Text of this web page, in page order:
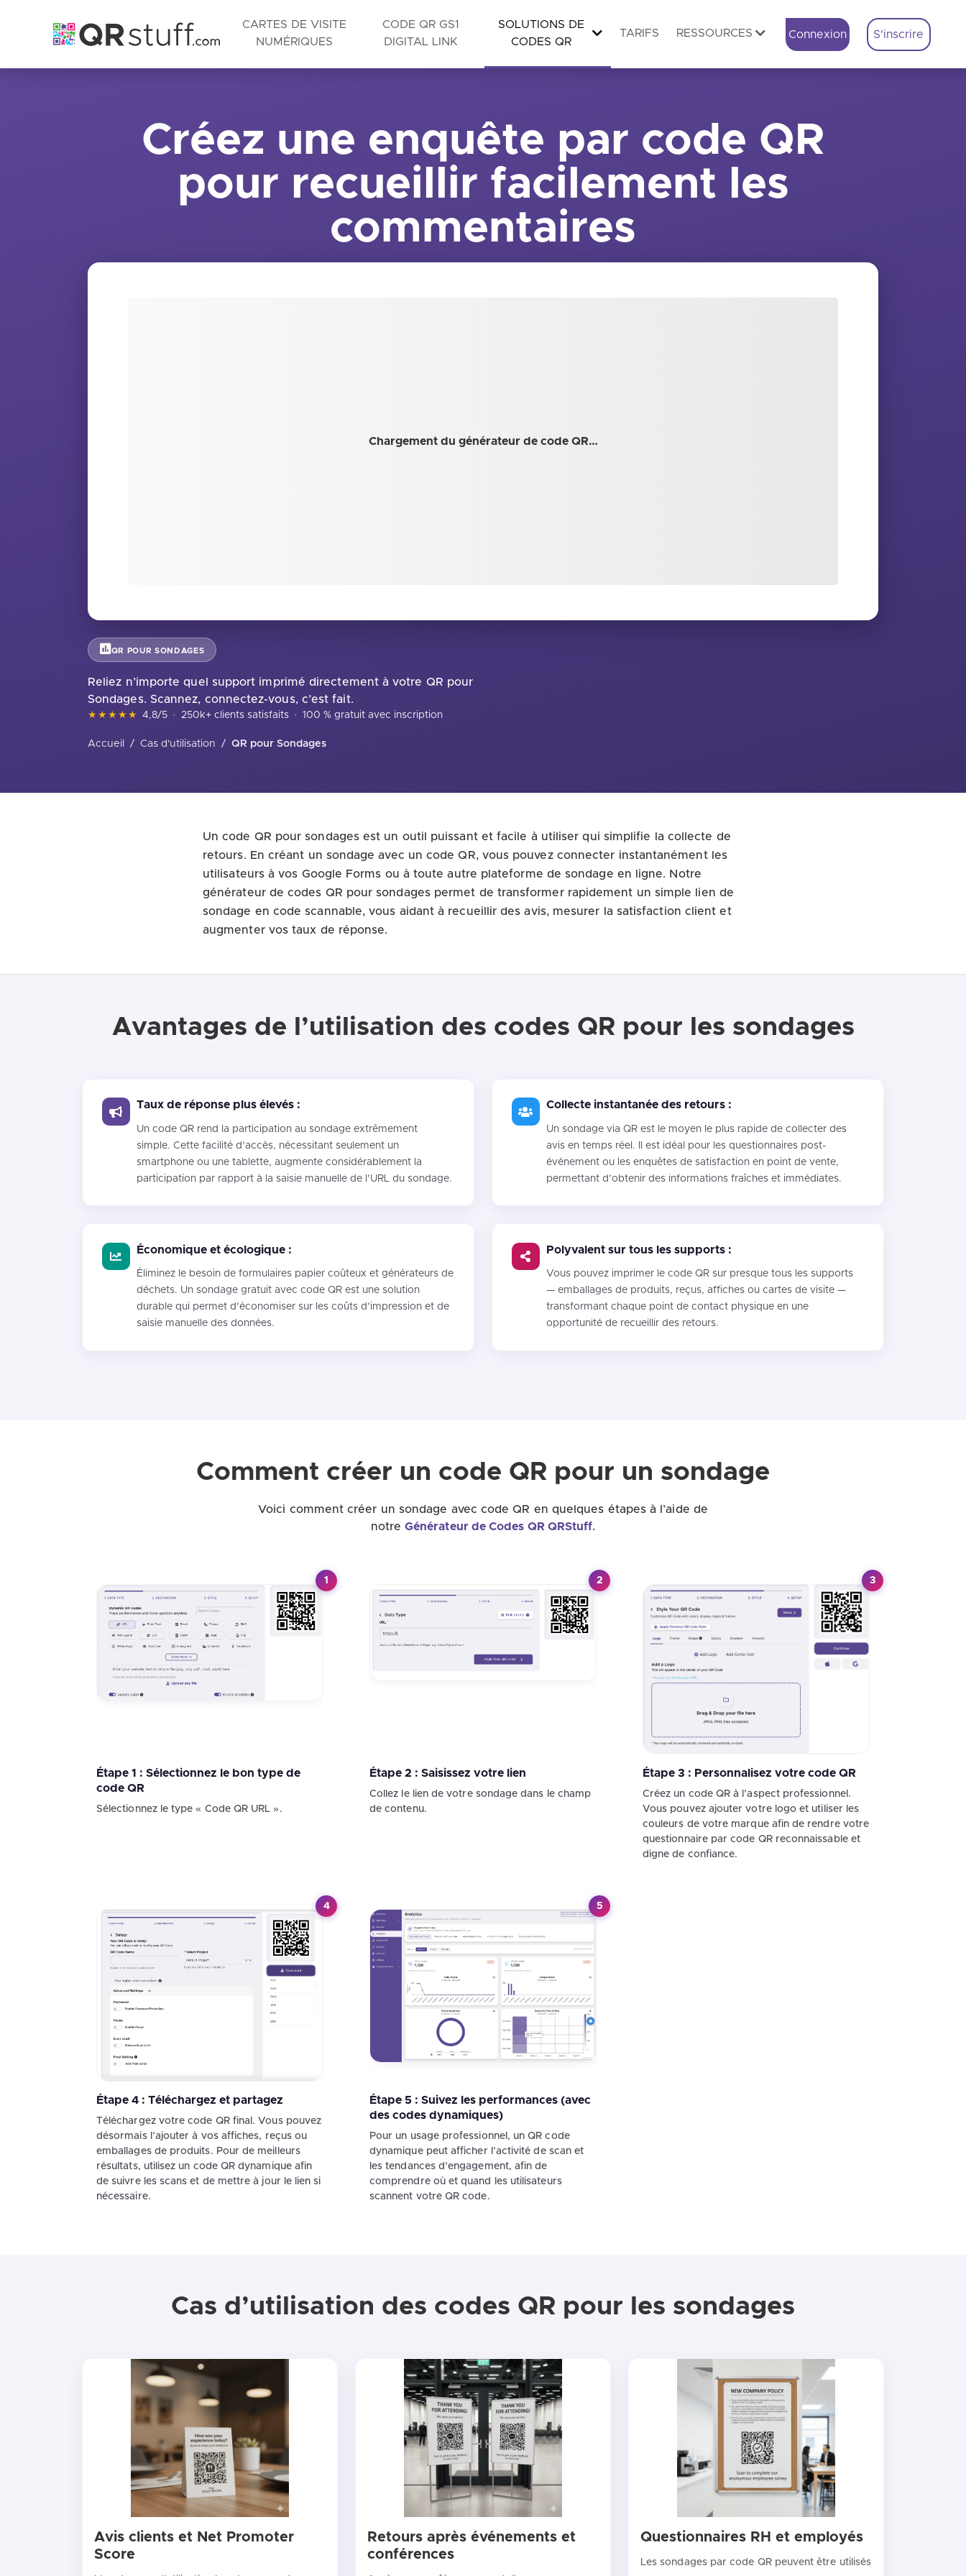
CARTES DE VISITE
NUMÉRIQUES
CODE QR GS1
DIGITAL LINK
SOLUTIONS DE
CODES QR
TARIFS RESSOURCES Connexion S'inscrire
Créez une enquête par code QR
pour recueillir facilement les
commentaires
Chargement du générateur de code QR…
QR POUR SONDAGES
Reliez n’importe quel support imprimé directement à votre QR pour
Sondages. Scannez, connectez-vous, c’est fait.
★★★★★ 4,8/5 · 250k+ clients satisfaits · 100 % gratuit avec inscription
Accueil / Cas d'utilisation / QR pour Sondages
Un code QR pour sondages est un outil puissant et facile à utiliser qui simplifie la collecte de
retours. En créant un sondage avec un code QR, vous pouvez connecter instantanément les
utilisateurs à vos Google Forms ou à toute autre plateforme de sondage en ligne. Notre
générateur de codes QR pour sondages permet de transformer rapidement un simple lien de
sondage en code scannable, vous aidant à recueillir des avis, mesurer la satisfaction client et
augmenter vos taux de réponse.
Avantages de l’utilisation des codes QR pour les sondages
Taux de réponse plus élevés :
Un code QR rend la participation au sondage extrêmement
simple. Cette facilité d’accès, nécessitant seulement un
smartphone ou une tablette, augmente considérablement la
participation par rapport à la saisie manuelle de l’URL du sondage.
Collecte instantanée des retours :
Un sondage via QR est le moyen le plus rapide de collecter des
avis en temps réel. Il est idéal pour les questionnaires post-
événement ou les enquêtes de satisfaction en point de vente,
permettant d’obtenir des informations fraîches et immédiates.
Économique et écologique :
Éliminez le besoin de formulaires papier coûteux et générateurs de
déchets. Un sondage gratuit avec code QR est une solution
durable qui permet d’économiser sur les coûts d’impression et de
saisie manuelle des données.
Polyvalent sur tous les supports :
Vous pouvez imprimer le code QR sur presque tous les supports
— emballages de produits, reçus, affiches ou cartes de visite —
transformant chaque point de contact physique en une
opportunité de recueillir des retours.
Comment créer un code QR pour un sondage
Voici comment créer un sondage avec code QR en quelques étapes à l’aide de
notre Générateur de Codes QR QRStuff.
1
Étape 1 : Sélectionnez le bon type de
code QR
Sélectionnez le type « Code QR URL ».
2
Étape 2 : Saisissez votre lien
Collez le lien de votre sondage dans le champ
de contenu.
3
Étape 3 : Personnalisez votre code QR
Créez un code QR à l’aspect professionnel.
Vous pouvez ajouter votre logo et utiliser les
couleurs de votre marque afin de rendre votre
questionnaire par code QR reconnaissable et
digne de confiance.
4
Étape 4 : Téléchargez et partagez
Téléchargez votre code QR final. Vous pouvez
désormais l’ajouter à vos affiches, reçus ou
emballages de produits. Pour de meilleurs
résultats, utilisez un code QR dynamique afin
de suivre les scans et de mettre à jour le lien si
nécessaire.
5
Étape 5 : Suivez les performances (avec
des codes dynamiques)
Pour un usage professionnel, un QR code
dynamique peut afficher l’activité de scan et
les tendances d’engagement, afin de
comprendre où et quand les utilisateurs
scannent votre QR code.
Cas d’utilisation des codes QR pour les sondages
Avis clients et Net Promoter
Score
Retours après événements et
conférences
Questionnaires RH et employés
Les sondages par code QR peuvent être utilisés